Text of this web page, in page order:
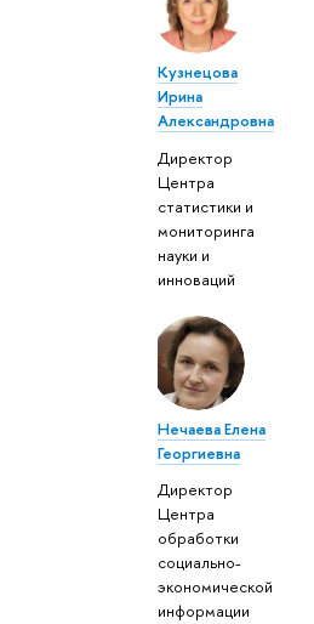
Кузнецова
Ирина
Александровна
Директор
Центра
статистики и
мониторинга
науки и
инноваций
Нечаева Елена
Георгиевна
Директор
Центра
обработки
социально-
экономической
информации